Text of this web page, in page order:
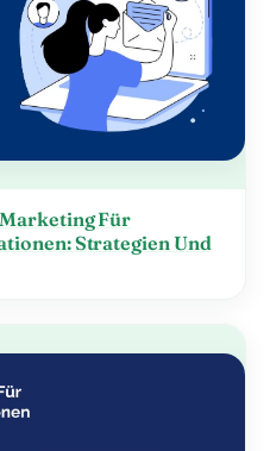
Für
Strategien Und